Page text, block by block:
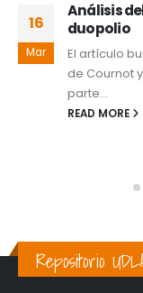
16
Mar
Análisis
duopolio
El artículo
de Cournot
parte...
READ MORE
Repositorio